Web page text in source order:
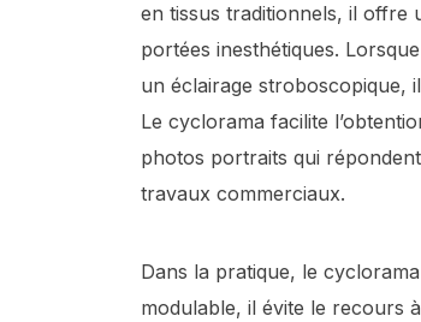
en tissus traditionnels, il offre
portées inesthétiques.
un éclairage stroboscopique,
Le cyclorama facilite
photos portraits qui
travaux commerciaux.
Dans la pratique, le
modulable, il évite le recours